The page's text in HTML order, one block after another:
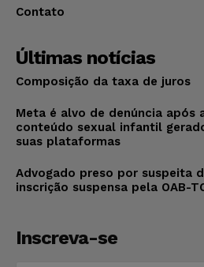
Contato
Últimas notícias
Composição da taxa de juros
Meta é alvo de denúncia após
conteúdo sexual infantil
suas plataformas
Advogado preso por suspeita
inscrição suspensa pela OAB-
Inscreva-se